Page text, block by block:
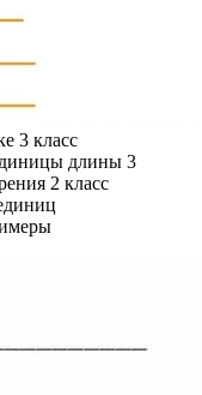
3 класс
длины 3
2 класс